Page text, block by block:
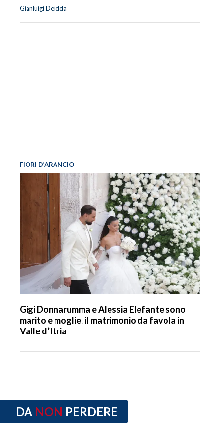
Gianluigi Deidda
FIORI D’ARANCIO
Gigi Donnarumma e Alessia Elefante sono
marito e moglie, il matrimonio da favola in
Valle d’Itria
DA NON PERDERE